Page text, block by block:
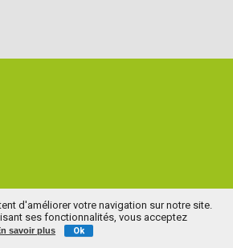
d'améliorer votre navigation sur notre site.
ses fonctionnalités, vous acceptez
savoir plus Ok